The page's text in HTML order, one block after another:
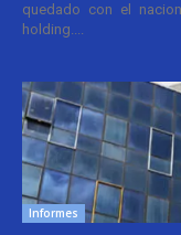
quedado con el
holding....
Informes